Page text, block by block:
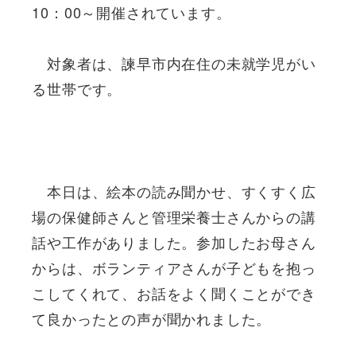
10：00～開催されています。
対象者は、諫早市内在住の未就学児がい
る世帯です。
本日は、絵本の読み聞かせ、すくすく広
場の保健師さんと管理栄養士さんからの講
話や工作がありました。参加したお母さん
からは、ボランティアさんが子どもを抱っ
こしてくれて、お話をよく聞くことができ
て良かったとの声が聞かれました。